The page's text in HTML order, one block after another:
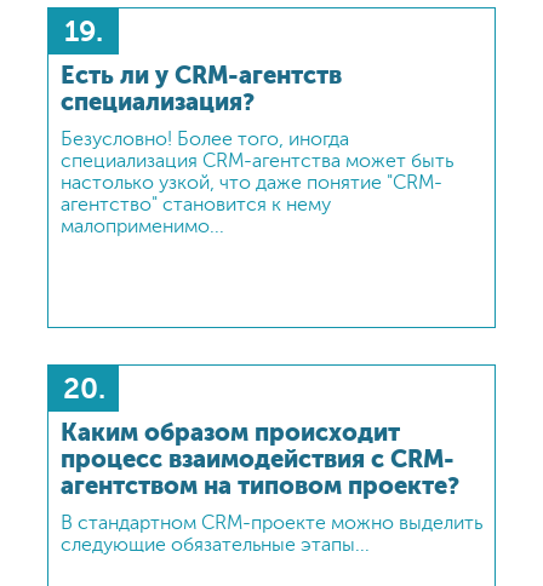
рекламной индустрии, более универсальны
и кастомизированы, что позволяет
с легкостью переносить их из одной
индустрии на другую. Зато возможные
различия в бизнес-процессах заказчиков
19.
Есть ли у CRM-агентств
специализация?
Безусловно! Более того, иногда
специализация CRM-агентства может быть
настолько узкой, что даже понятие "CRM-
агентство" становится к нему
малоприменимо...
20.
Каким образом происходит
процесс взаимодействия с CRM-
агентством на типовом проекте?
В стандартном CRM-проекте можно выделить
следующие обязательные этапы...